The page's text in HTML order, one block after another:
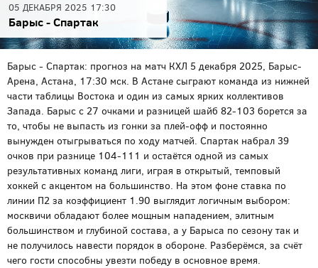
05 ДЕКАБРЯ 2025 17:30
Барыс - Спартак
Барыс - Спартак: прогноз на матч КХЛ 5 декабря 2025, Барыс-
Арена, Астана, 17:30 мск. В Астане сыграют команда из нижней
части таблицы Востока и один из самых ярких коллективов
Запада. Барыс с 27 очками и разницей шайб 82-103 борется за
то, чтобы не выпасть из гонки за плей-офф и постоянно
вынужден отыгрываться по ходу матчей. Спартак набрал 39
очков при разнице 104-111 и остаётся одной из самых
результативных команд лиги, играя в открытый, темповый
хоккей с акцентом на большинство. На этом фоне ставка по
линии П2 за коэффициент 1.90 выглядит логичным выбором:
москвичи обладают более мощным нападением, элитным
большинством и глубиной состава, а у Барыса по сезону так и
не получилось навести порядок в обороне. Разберёмся, за счёт
чего гости способны увезти победу в основное время.